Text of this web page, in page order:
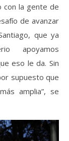
con la gente de
de avanzar
que ya
apoyamos
eso le da. Sin
supuesto que
amplia”, se